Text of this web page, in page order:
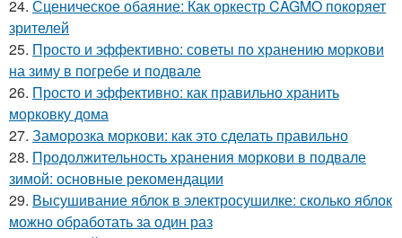
24. Сценическое обаяние: Как оркестр CAGMO покоряет
зрителей
25. Просто и эффективно: советы по хранению моркови
на зиму в погребе и подвале
26. Просто и эффективно: как правильно хранить
морковку дома
27. Заморозка моркови: как это сделать правильно
28. Продолжительность хранения моркови в подвале
зимой: основные рекомендации
29. Высушивание яблок в электросушилке: сколько яблок
можно обработать за один раз